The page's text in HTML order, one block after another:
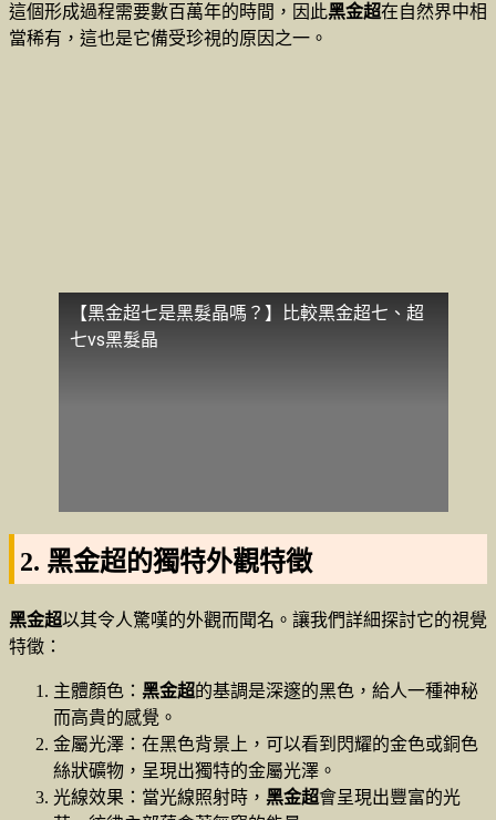
這個形成過程需要數百萬年的時間，因此黑金超在自然界中相
當稀有，這也是它備受珍視的原因之一。
【黑金超七是黑髮晶嗎？】比較黑金超七、超
七vs黑髮晶
2. 黑金超的獨特外觀特徵
黑金超以其令人驚嘆的外觀而聞名。讓我們詳細探討它的視覺
特徵：
主體顏色： 黑金超的基調是深邃的黑色，給人一種神秘
而高貴的感覺。
金屬光澤：在黑色背景上，可以看到閃耀的金色或銅色
絲狀礦物，呈現出獨特的金屬光澤。
光線效果：當光線照射時， 黑金超會呈現出豐富的光